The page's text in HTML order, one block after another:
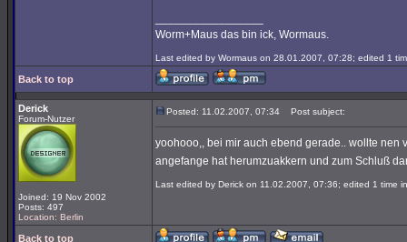
Worm+Maus das bin ick, Wormaus.
Last edited by Wormaus on 28.01.2007, 07:28; edited 1
Back to top
Derick
Forum-Nutzer
Joined: 19 Nov 2002
Posts: 497
Location: Berlin
Posted: 11.02.2007, 07:34 Post subject:
yoohooo,, bei mir auch ebend gerade.. wollte
angefange hat herumzuakkern und zum Schluß
Last edited by Derick on 11.02.2007, 07:36; edited 1 time
Back to top